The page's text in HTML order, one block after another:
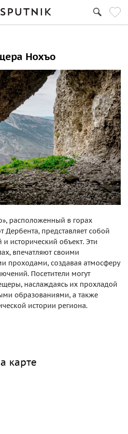
Нохъо
расположенный в горах
Дербента, представляет собой
исторический объект. Эти
впечатляют своими
проходами, создавая атмосферу
Посетители могут
наслаждаясь их прохладой
образованиями, а также
истории региона.
карте